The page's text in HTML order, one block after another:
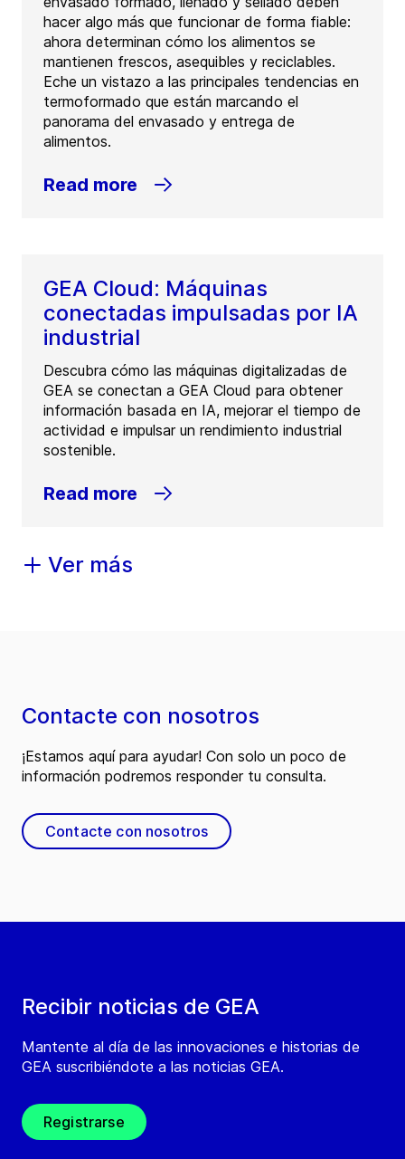
hacer algo más que funcionar de forma fiable:
ahora determinan cómo los alimentos se
mantienen frescos, asequibles y reciclables.
Eche un vistazo a las principales tendencias en
termoformado que están marcando el
panorama del envasado y entrega de
alimentos.
Read more
GEA Cloud: Máquinas
conectadas impulsadas por IA
industrial
Descubra cómo las máquinas digitalizadas de
GEA se conectan a GEA Cloud para obtener
información basada en IA, mejorar el tiempo de
actividad e impulsar un rendimiento industrial
sostenible.
Read more
Ver más
Recibir noticias de GEA
Mantente al día de las innovaciones e historias de
GEA suscribiéndote a las noticias GEA.
Registrarse
Contacte con nosotros
¡Estamos aquí para ayudar! Con solo un poco de
información podremos responder tu consulta.
Contacte con nosotros